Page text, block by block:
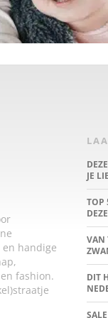
handige
fashion.
JE
TOP
VAN
DIT